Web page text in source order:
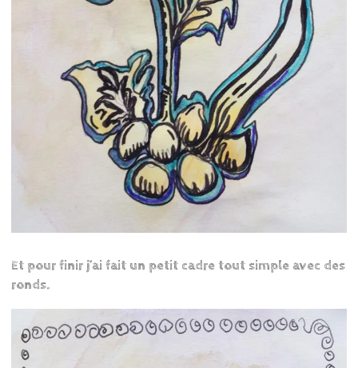
Et pour finir j’ai fait un petit cadre tout simple avec des
ronds.